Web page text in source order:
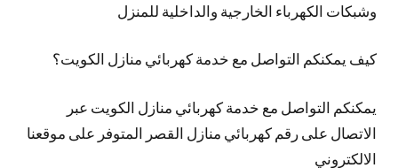
وشبكات الكهرباء الخارجية والداخلية للمنزل
كيف يمكنكم التواصل مع خدمة كهربائي منازل الكويت؟
يمكنكم التواصل مع خدمة كهربائي منازل الكويت عبر
الاتصال على رقم كهربائي منازل القصر المتوفر على موقعنا
الالكتروني